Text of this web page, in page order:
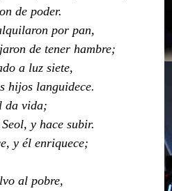
de poder.
por pan,
de tener hambre;
a luz siete,
hijos languidece.
da vida;
y hace subir.
y él enriquece;
al pobre,